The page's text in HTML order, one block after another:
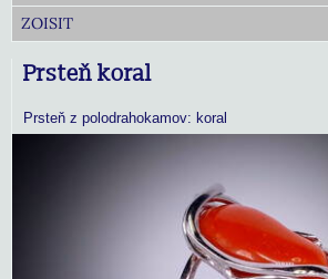
ZOISIT
Prsteň koral
Prsteň z polodrahokamov: koral